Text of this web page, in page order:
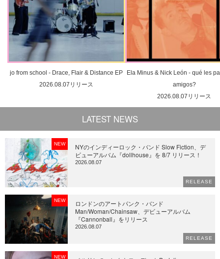
jo from school - Drace, Flair & Distance EP
2026.08.07リリース
Ela Minus & Nick León - qué les
amigos?
2026.08.07リリース
LATEST NEWS
NEW
NYのインディーロック・バンド Slow Fiction、デ
ビューアルバム『dollhouse』を 8/7 リリース！
2026.08.07
RELEASE
NEW
ロンドンのアートパンク・バンド
Man/Woman/Chainsaw、デビューアルバム
『Cannonball』をリリース
2026.08.07
RELEASE
NEW